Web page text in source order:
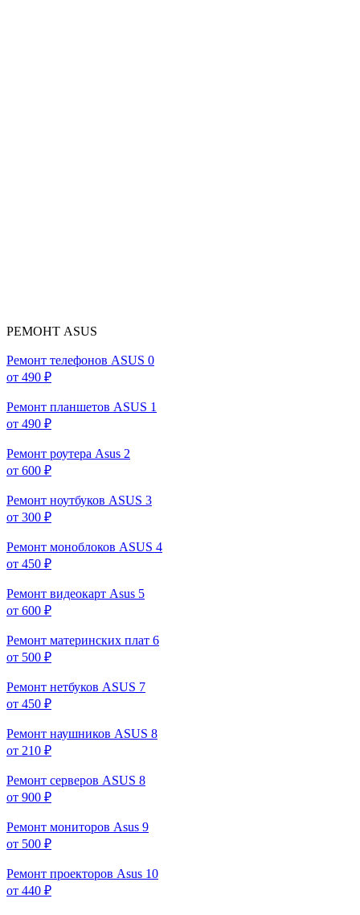
РЕМОНТ ASUS
Ремонт телефонов ASUS 0
от 490 ₽
Ремонт планшетов ASUS 1
от 490 ₽
Ремонт роутера Asus 2
от 600 ₽
Ремонт ноутбуков ASUS 3
от 300 ₽
Ремонт моноблоков ASUS 4
от 450 ₽
Ремонт видеокарт Asus 5
от 600 ₽
Ремонт материнских плат 6
от 500 ₽
Ремонт нетбуков ASUS 7
от 450 ₽
Ремонт наушников ASUS 8
от 210 ₽
Ремонт серверов ASUS 8
от 900 ₽
Ремонт мониторов Asus 9
от 500 ₽
Ремонт проекторов Asus 10
от 440 ₽